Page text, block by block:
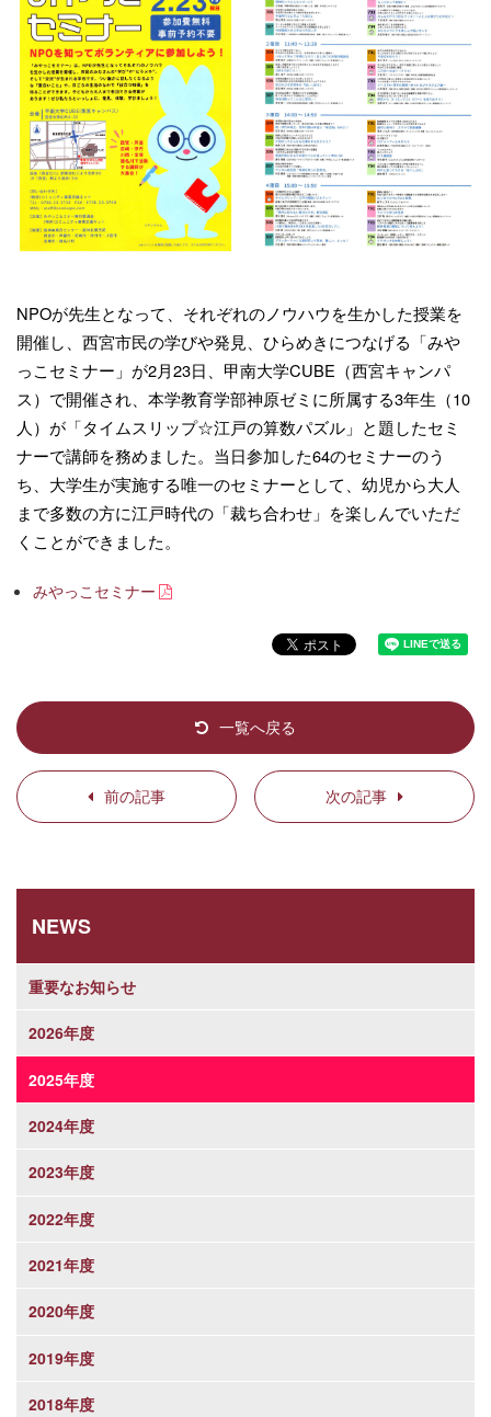
NPOが先生となって、それぞれのノウハウを生かした授業を
開催し、西宮市民の学びや発見、ひらめきにつなげる「みや
っこセミナー」が2月23日、甲南大学CUBE（西宮キャンパ
ス）で開催され、本学教育学部神原ゼミに所属する3年生（10
人）が「タイムスリップ☆江戸の算数パズル」と題したセミ
ナーで講師を務めました。当日参加した64のセミナーのう
ち、大学生が実施する唯一のセミナーとして、幼児から大人
まで多数の方に江戸時代の「裁ち合わせ」を楽しんでいただ
くことができました。
みやっこセミナー
前の記事
一覧へ戻る
次の記事
NEWS
重要なお知らせ
2026年度
2025年度
2024年度
2023年度
2022年度
2021年度
2020年度
2019年度
2018年度